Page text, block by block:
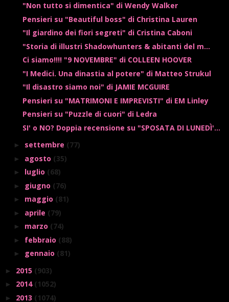
"Non tutto si dimentica" di Wendy Walker
Pensieri su "Beautiful boss" di Christina Lauren
"Il giardino dei fiori segreti" di Cristina Caboni
"Storia di illustri Shadowhunters & abitanti del m...
Ci siamo!!!! "9 NOVEMBRE" di COLLEEN HOOVER
"I Medici. Una dinastia al potere" di Matteo Strukul
"Il disastro siamo noi" di JAMIE MCGUIRE
Pensieri su "MATRIMONI E IMPREVISTI" di EM Linley
Pensieri su "Puzzle di cuori" di Ledra
SI' o NO? Doppia recensione su "SPOSATA DI LUNEDÌ'...
► settembre (77)
► agosto (35)
► luglio (68)
► giugno (76)
► maggio (81)
► aprile (79)
► marzo (74)
► febbraio (88)
► gennaio (81)
► 2015 (903)
► 2014 (1052)
► 2013 (1074)